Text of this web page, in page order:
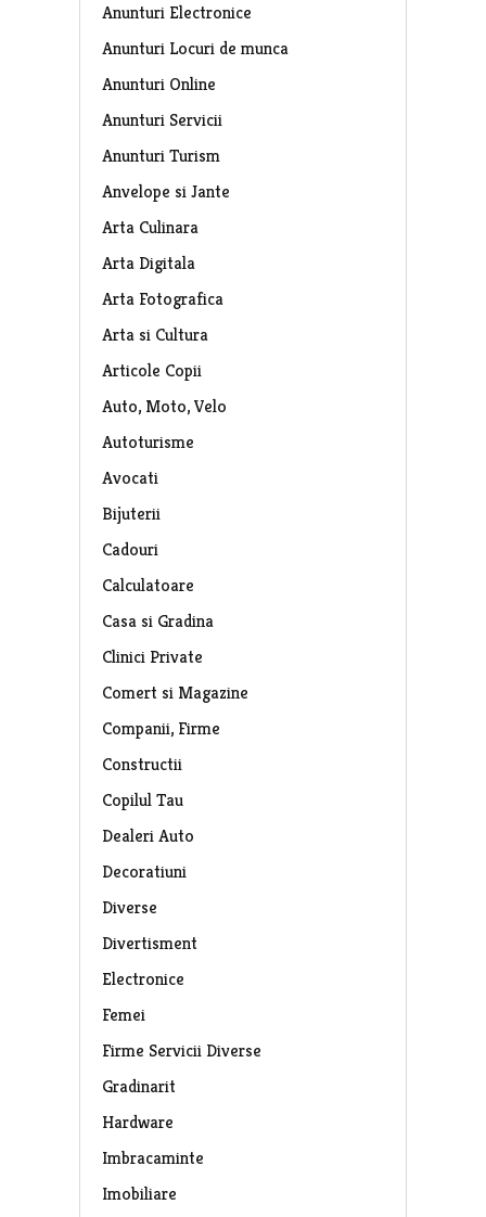
Anunturi Electronice
Anunturi Locuri de munca
Anunturi Online
Anunturi Servicii
Anunturi Turism
Anvelope si Jante
Arta Culinara
Arta Digitala
Arta Fotografica
Arta si Cultura
Articole Copii
Auto, Moto, Velo
Autoturisme
Avocati
Bijuterii
Cadouri
Calculatoare
Casa si Gradina
Clinici Private
Comert si Magazine
Companii, Firme
Constructii
Copilul Tau
Dealeri Auto
Decoratiuni
Diverse
Divertisment
Electronice
Femei
Firme Servicii Diverse
Gradinarit
Hardware
Imbracaminte
Imobiliare